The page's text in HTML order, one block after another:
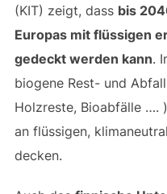
(KIT) zeigt, dass bis
Europas mit flüssigen
gedeckt werden kann.
biogene Rest- und
Holzreste, Bioabfälle ….
an flüssigen,
decken.